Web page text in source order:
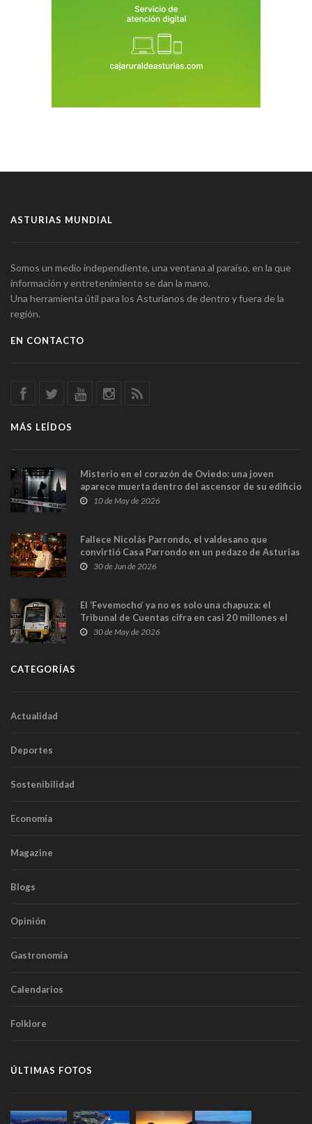
ASTURIAS MUNDIAL
Somos un medio independiente, una ventana al paraíso, en la que
información y entretenimiento se dan la mano.
Una herramienta útil para los Asturianos de dentro y fuera de la
región.
EN CONTACTO
MÁS LEÍDOS
Misterio en el corazón de Oviedo: una joven
aparece muerta dentro del ascensor de su edificio
y las cámaras captan sus últimos minutos
10 de May de 2026
Fallece Nicolás Parrondo, el valdesano que
convirtió Casa Parrondo en un pedazo de Asturias
en Madrid
30 de Jun de 2026
El ‘Fevemocho’ ya no es solo una chapuza: el
Tribunal de Cuentas cifra en casi 20 millones el
sobrecoste de los trenes que no cabían por los
30 de May de 2026
CATEGORÍAS
Actualidad
Deportes
Sostenibilidad
Economía
Magazine
Blogs
Opinión
Gastronomía
Calendarios
Folklore
ÚLTIMAS FOTOS